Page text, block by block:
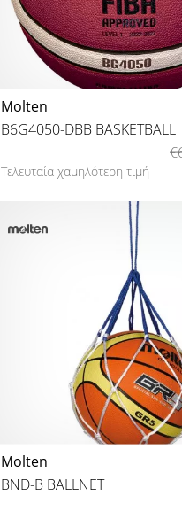
Molten
B6G4050-DBB BASKETBALL
Τελευταία χαμηλότερη τιμή
6 7
Molten
BND-B BALLNET